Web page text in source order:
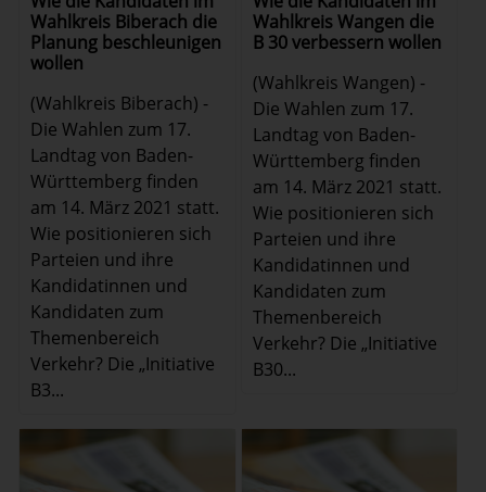
Wahlkreis Biberach die
Planung beschleunigen
wollen
(Wahlkreis Biberach) -
Die Wahlen zum 17.
Landtag von Baden-
Württemberg finden
am 14. März 2021 statt.
Wie positionieren sich
Parteien und ihre
Kandidatinnen und
Kandidaten zum
Themenbereich
Verkehr? Die „Initiative
B3...
Wahlkreis Wangen die
B 30 verbessern wollen
(Wahlkreis Wangen) -
Die Wahlen zum 17.
Landtag von Baden-
Württemberg finden
am 14. März 2021 statt.
Wie positionieren sich
Parteien und ihre
Kandidatinnen und
Kandidaten zum
Themenbereich
Verkehr? Die „Initiative
B30...